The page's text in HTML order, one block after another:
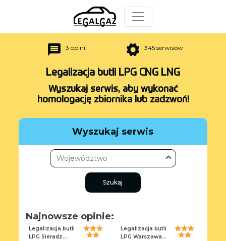
3 opinii 345 serwisów
Legalizacja butli LPG CNG LNG
Wyszukaj serwis, aby wykonać
homologację zbiornika lub zadzwoń!
Wyszukaj serwis
Wszystkie
dolnośląskie
lubelskie
lubuskie
łódzkie
Szukaj
Najnowsze opinie:
Legalizacja butli
LPG Sieradz
Legalizacja butli
LPG Warszawa